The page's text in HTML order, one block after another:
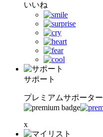
いいね
サポート
プレミアムサポーター
x